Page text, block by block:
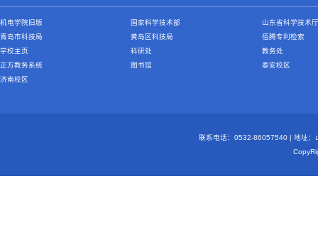
机电学院旧版 国家科学技术部
山东省科学技术厅
青岛市科技局
黄岛区科技局
佰腾专利检索
学校主页
科研处
教务处
正方教务系统
图书馆
泰安校区
济南校区
联系电话：0532-86057540 | 地址：